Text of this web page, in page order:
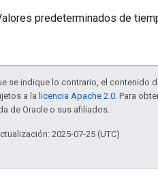
predeterminados de
se indique lo contrario, el contenido
a la licencia Apache 2.0 . Para
de Oracle o sus afiliados.
2025-07-25 (UTC)